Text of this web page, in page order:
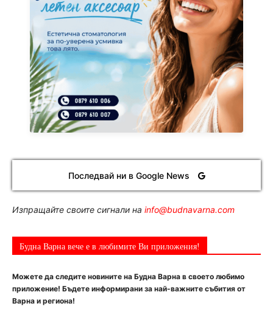
Последвай ни в Google News
Изпращайте своите сигнали на info@budnavarna.com
Будна Варна вече е в любимите Ви приложения!
Можете да следите новините на Будна Варна в своето любимо
приложение! Бъдете информирани за най-важните събития от
Варна и региона!